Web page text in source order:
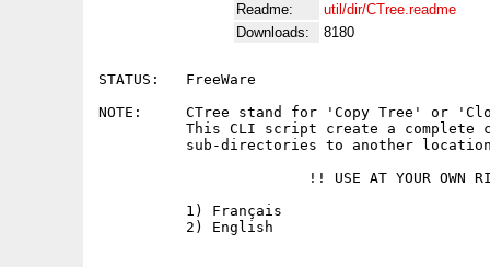
Readme:
util/dir/CTree.readme
Downloads:
8180
STATUS:   FreeWare
NOTE:     CTree stand for 'Copy Tree' or
This CLI script create a complete
sub-directories to another
!! USE AT YOUR OWN
          1) Français
          2) English